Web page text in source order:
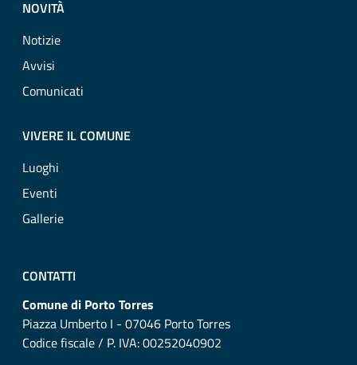
NOVITÀ
Notizie
Avvisi
Comunicati
VIVERE IL COMUNE
Luoghi
Eventi
Gallerie
CONTATTI
Comune di Porto Torres
Piazza Umberto I - 07046 Porto Torres
Codice fiscale / P. IVA: 00252040902